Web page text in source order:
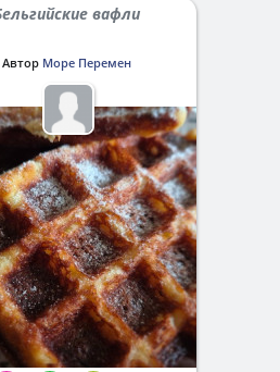
Бельгийские вафли
Автор Море Перемен